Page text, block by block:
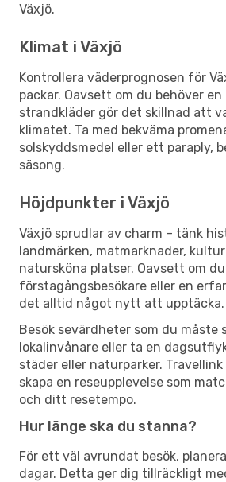
Växjö.
Klimat i Växjö
Kontrollera väderprognosen för
packar. Oavsett om du behöver
strandkläder gör det skillnad att
klimatet. Ta med bekväma
solskyddsmedel eller ett paraply,
säsong.
Höjdpunkter i Växjö
Växjö sprudlar av charm – tänk
landmärken, matmarknader,
natursköna platser. Oavsett om
förstagångsbesökare eller en
det alltid något nytt att upptäcka.
Besök sevärdheter som du måste
lokalinvånare eller ta en
städer eller naturparker.
skapa en reseupplevelse som
och ditt resetempo.
Hur länge ska du stanna?
För ett väl avrundat besök,
dagar. Detta ger dig tillräckligt